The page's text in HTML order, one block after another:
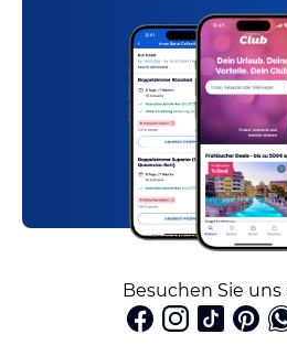
Besuchen Sie